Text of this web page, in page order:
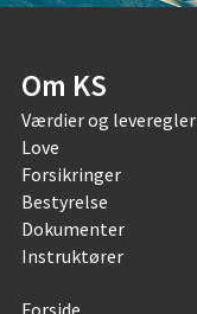
Om KS
Værdier og leveregler
Love
Forsikringer
Bestyrelse
Dokumenter
Instruktører